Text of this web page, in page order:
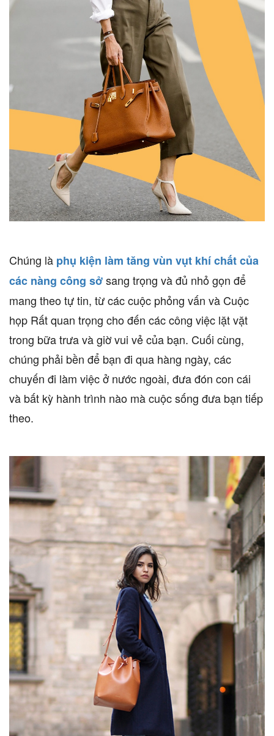
Chúng là phụ kiện làm tăng vùn vụt khí chất của
các nàng công sởsang trọng và đủ nhỏ gọn để
mang theo tự tin, từ các cuộc phỏng vấn và Cuộc
họp Rất quan trọng cho đến các công việc lặt vặt
trong bữa trưa và giờ vui vẻ của bạn. Cuối cùng,
chúng phải bền để bạn đi qua hàng ngày, các
chuyến đi làm việc ở nước ngoài, đưa đón con cái
và bất kỳ hành trình nào mà cuộc sống đưa bạn tiếp
theo.